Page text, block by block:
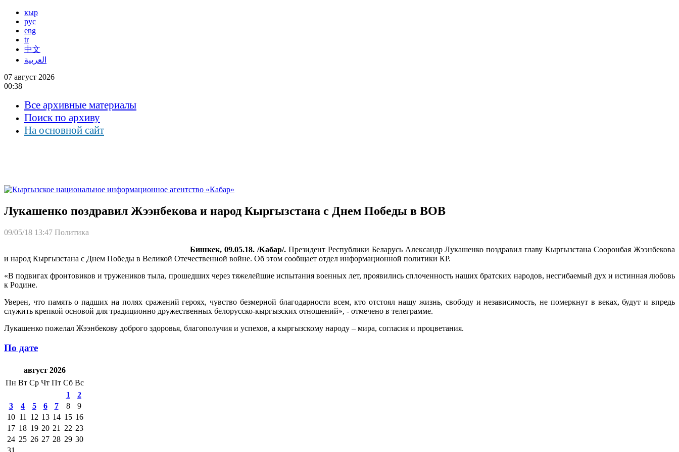
кыр
рус
eng
tr
中文
العربية
07 август 2026
00:38
Все архивные материалы
Поиск по архиву
На основной сайт
Лукашенко поздравил Жээнбекова и народ Кыргызстана с Днем Победы в ВОВ
09/05/18 13:47 Политика
Бишкек, 09.05.18. /Кабар/. Президент Республики Беларусь Александр Лукашенко поздравил главу Кыргызстана Сооронбая Жээнбекова
и народ Кыргызстана с Днем Победы в Великой Отечественной войне. Об этом сообщает отдел информационной политики КР.
«В подвигах фронтовиков и тружеников тыла, прошедших через тяжелейшие испытания военных лет, проявились сплоченность наших братских народов, несгибаемый дух и истинная любовь
к Родине.
Уверен, что память о падших на полях сражений героях, чувство безмерной благодарности всем, кто отстоял нашу жизнь, свободу и независимость, не померкнут в веках, будут и впредь
служить крепкой основой для традиционно дружественных белорусско-кыргызских отношений», - отмечено в телеграмме.
Лукашенко пожелал Жээнбекову доброго здоровья, благополучия и успехов, а кыргызскому народу – мира, согласия и процветания.
По дате
август 2026
Пн Вт Ср Чт Пт Сб Вс
1
2
3
4 5 6 7 8
9
10 11 12 13 14 15 16
17 18 19 20 21 22 23
24 25 26 27 28 29 30